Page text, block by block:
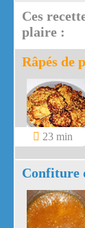
Ces
plaire :
Râpés de
23 min
Confiture